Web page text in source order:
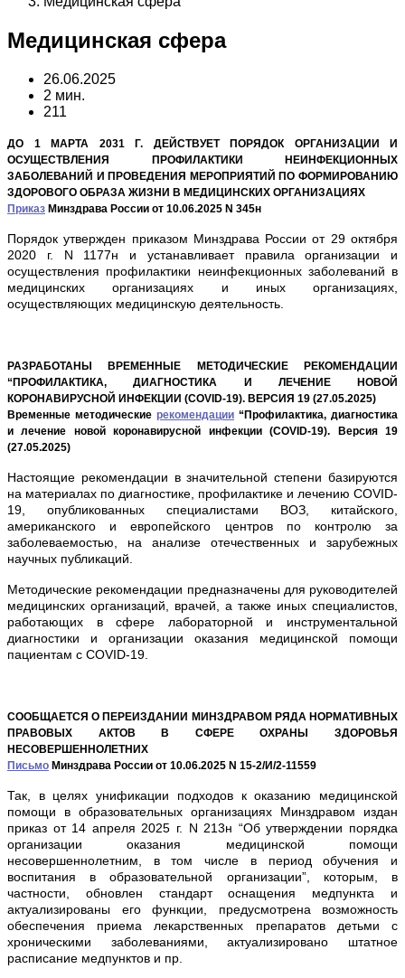
Медицинская сфера
26.06.2025
2 мин.
211
ДО 1 МАРТА 2031 Г. ДЕЙСТВУЕТ ПОРЯДОК ОРГАНИЗАЦИИ И
ОСУЩЕСТВЛЕНИЯ ПРОФИЛАКТИКИ НЕИНФЕКЦИОННЫХ
ЗАБОЛЕВАНИЙ И ПРОВЕДЕНИЯ МЕРОПРИЯТИЙ ПО ФОРМИРОВАНИЮ
ЗДОРОВОГО ОБРАЗА ЖИЗНИ В МЕДИЦИНСКИХ ОРГАНИЗАЦИЯХ
Приказ Минздрава России от 10.06.2025 N 345н
Порядок утвержден приказом Минздрава России от 29 октября
2020 г. N 1177н и устанавливает правила организации и
осуществления профилактики неинфекционных заболеваний в
медицинских организациях и иных организациях,
осуществляющих медицинскую деятельность.
РАЗРАБОТАНЫ ВРЕМЕННЫЕ МЕТОДИЧЕСКИЕ РЕКОМЕНДАЦИИ
“ПРОФИЛАКТИКА, ДИАГНОСТИКА И ЛЕЧЕНИЕ НОВОЙ
КОРОНАВИРУСНОЙ ИНФЕКЦИИ (COVID-19). ВЕРСИЯ 19 (27.05.2025)
Временные методические рекомендации “Профилактика, диагностика
и лечение новой коронавирусной инфекции (COVID-19). Версия 19
(27.05.2025)
Настоящие рекомендации в значительной степени базируются
на материалах по диагностике, профилактике и лечению COVID-
19, опубликованных специалистами ВОЗ, китайского,
американского и европейского центров по контролю за
заболеваемостью, на анализе отечественных и зарубежных
научных публикаций.
Методические рекомендации предназначены для руководителей
медицинских организаций, врачей, а также иных специалистов,
работающих в сфере лабораторной и инструментальной
диагностики и организации оказания медицинской помощи
пациентам с COVID-19.
СООБЩАЕТСЯ О ПЕРЕИЗДАНИИ МИНЗДРАВОМ РЯДА НОРМАТИВНЫХ
ПРАВОВЫХ АКТОВ В СФЕРЕ ОХРАНЫ ЗДОРОВЬЯ
НЕСОВЕРШЕННОЛЕТНИХ
Письмо Минздрава России от 10.06.2025 N 15-2/И/2-11559
Так, в целях унификации подходов к оказанию медицинской
помощи в образовательных организациях Минздравом издан
приказ от 14 апреля 2025 г. N 213н “Об утверждении порядка
организации оказания медицинской помощи
несовершеннолетним, в том числе в период обучения и
воспитания в образовательной организации”, которым, в
частности, обновлен стандарт оснащения медпункта и
актуализированы его функции, предусмотрена возможность
обеспечения приема лекарственных препаратов детьми с
хроническими заболеваниями, актуализировано штатное
расписание медпунктов и пр.